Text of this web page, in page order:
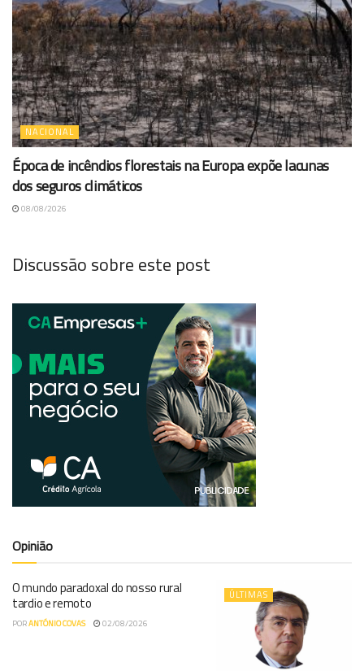
NACIONAL
Época de incêndios florestais na Europa expõe lacunas
dos seguros climáticos
08/08/2026
Discussão sobre este post
Opinião
ÚLTIMAS
O mundo paradoxal do nosso rural
tardio e remoto
PORANTÓNIO COVAS 02/08/2026